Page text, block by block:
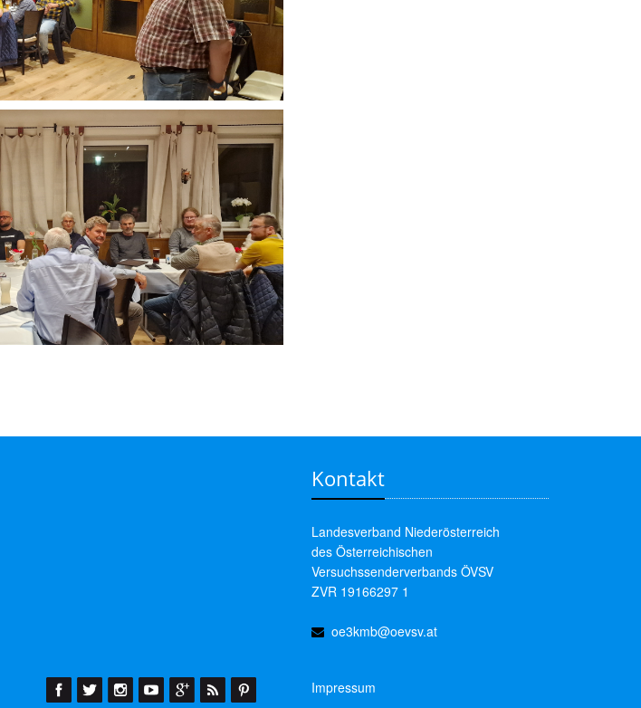
Kontakt
Landesverband Niederösterreich
des Österreichischen
Versuchssenderverbands ÖVSV
ZVR 19166297 1
oe3kmb@oevsv.at
Impressum